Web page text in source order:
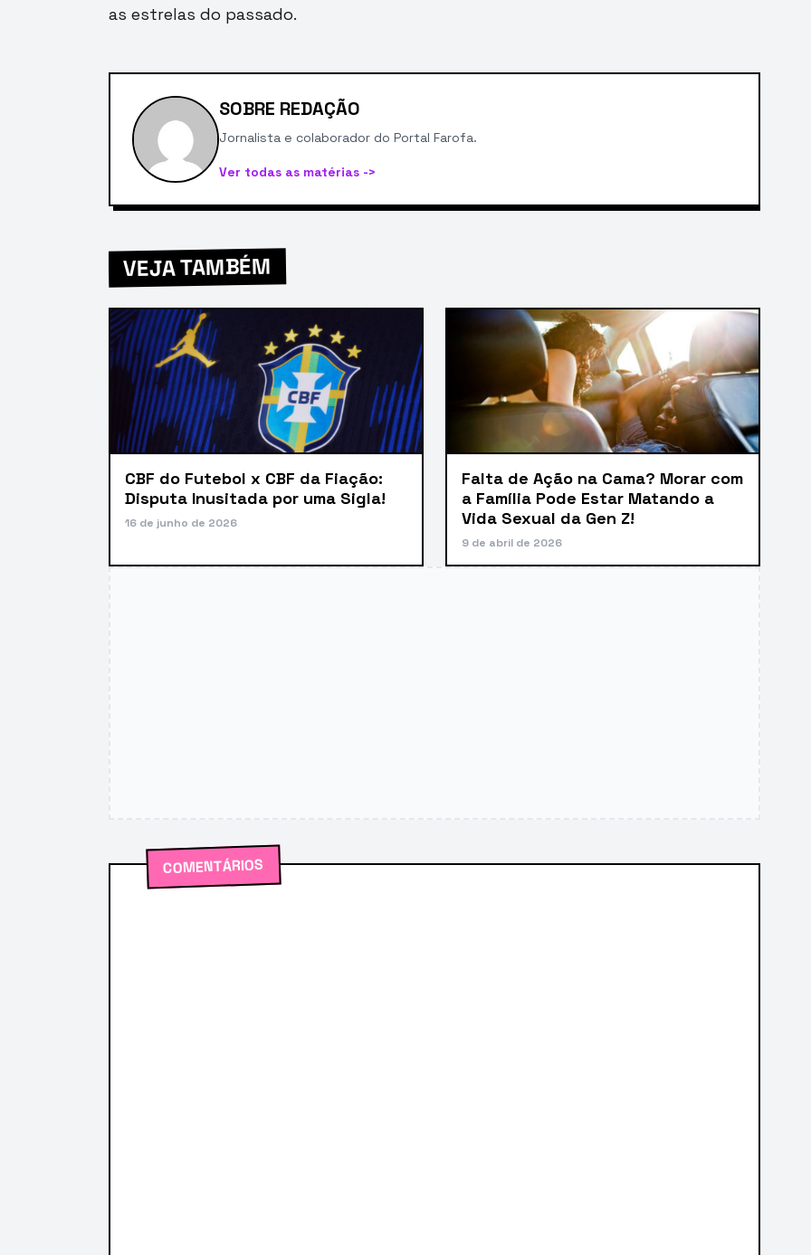
as estrelas do passado.
SOBRE REDAÇÃO
Jornalista e colaborador do Portal Farofa.
Ver todas as matérias ->
VEJA TAMBÉM
CBF do Futebol x CBF da Fiação:
Disputa Inusitada por uma Sigla!
16 de junho de 2026
Falta de Ação na Cama? Morar com
a Família Pode Estar Matando a
Vida Sexual da Gen Z!
9 de abril de 2026
COMENTÁRIOS